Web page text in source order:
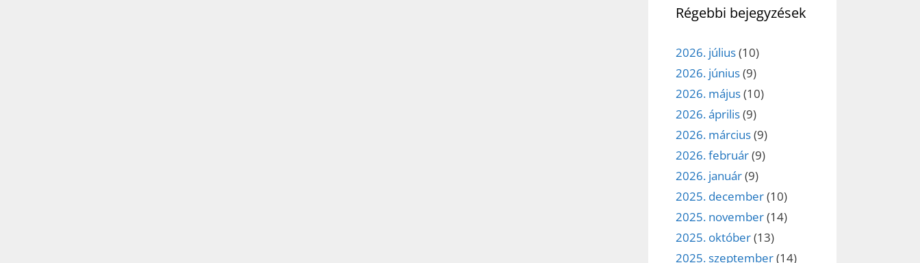
Régebbi bejegyzések
2026. július(10)
2026. június(9)
2026. május(10)
2026. április(9)
2026. március(9)
2026. február(9)
2026. január(9)
2025. december(10)
2025. november(14)
2025. október(13)
2025. szeptember(14)